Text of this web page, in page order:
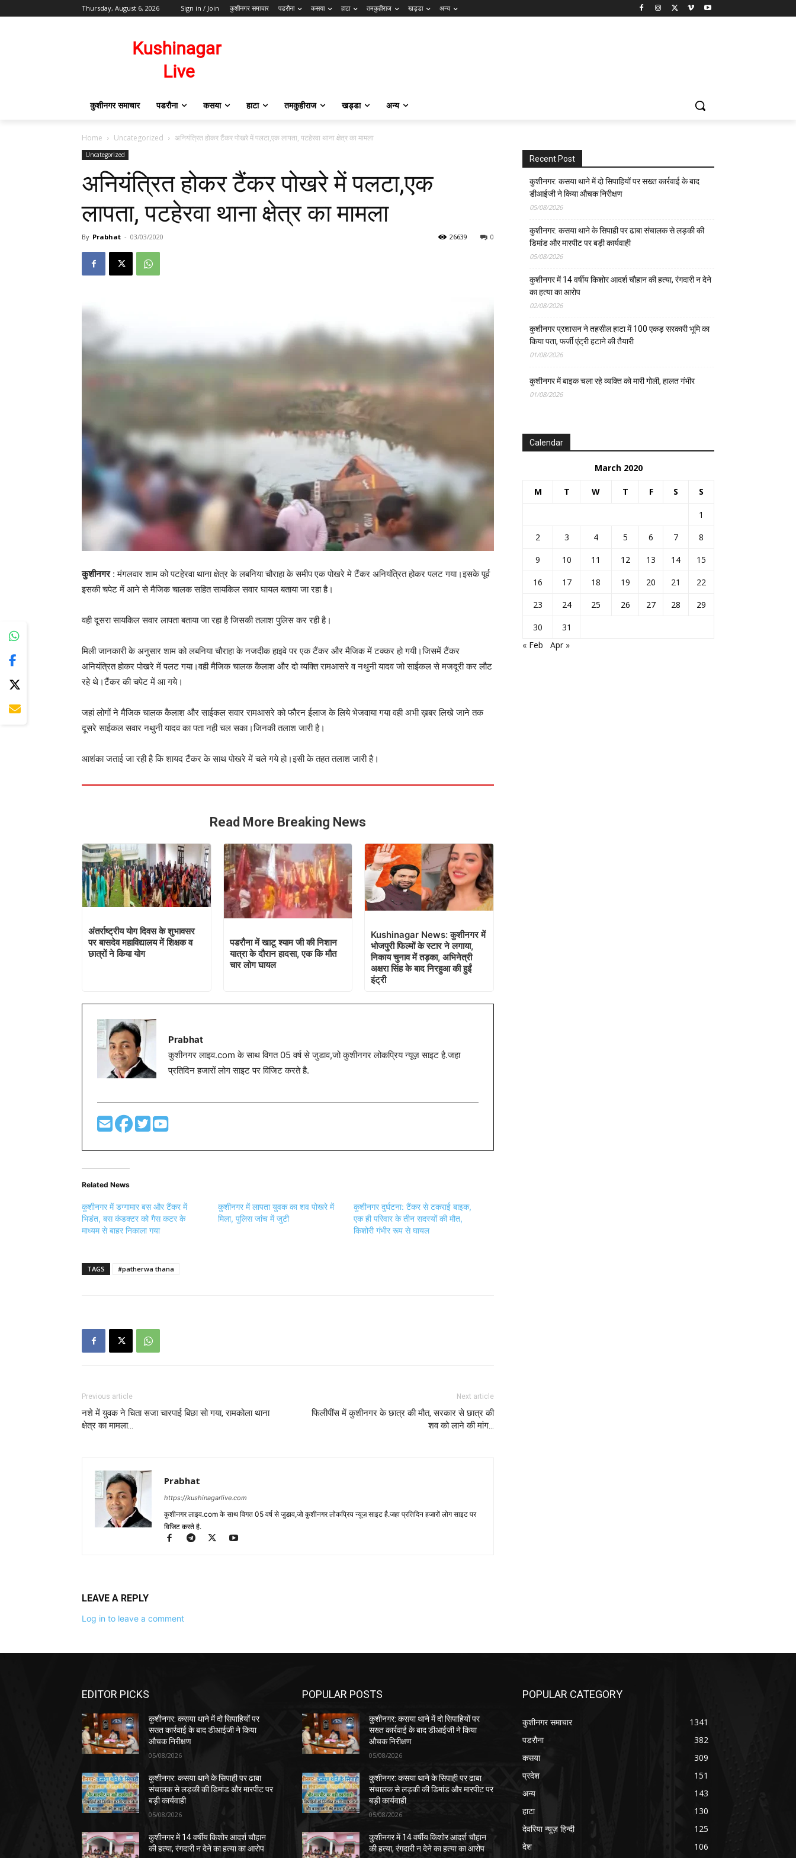
Thursday, August 6, 2026 Sign in / Join कुशीनगर समाचार पडरौना कसया हाटा तमकुहीराज खड्डा अन्य
कुशीनगर समाचार पडरौना कसया हाटा तमकुहीराज खड्डा अन्य
Home Uncategorized अनियंत्रित होकर टैंकर पोखरे में पलटा,एक लापता, पटहेरवा थाना क्षेत्र का मामला
Uncategorized
अनियंत्रित होकर टैंकर पोखरे में पलटा,एक
लापता, पटहेरवा थाना क्षेत्र का मामला
By Prabhat - 03/03/2020 0
26639
कुशीनगर: मंगलवार शाम को पटहेरवा थाना क्षेत्र के लबनिया चौराहा के समीप एक पोखरे मे टैंकर अनियंत्रित होकर पलट गया।इसके पूर्व
इसकी चपेट में आने से मैजिक चालक सहित सायकिल सवार घायल बताया जा रहा है।
वही दूसरा सायकिल सवार लापता बताया जा रहा है जिसकी तलाश पुलिस कर रही है।
मिली जानकारी के अनुसार शाम को लबनिया चौराहा के नजदीक हाइवे पर एक टैंकर और मैजिक में टक्कर हो गयी।जिसमें टैंकर
अनियंत्रित होकर पोखरे में पलट गया।वही मैजिक चालक कैलाश और दो व्यक्ति रामआसरे व नथुनी यादव जो साईकल से मजदूरी कर लौट
रहे थे।टैंकर की चपेट में आ गये।
जहां लोगों ने मैजिक चालक कैलाश और साईकल सवार रामआसरे को फौरन ईलाज के लिये भेजवाया गया वही अभी ख़बर लिखे जाने तक
दूसरे साईकल सवार नथुनी यादव का पता नही चल सका।जिनकी तलाश जारी है।
आशंका जताई जा रही है कि शायद टैंकर के साथ पोखरे में चले गये हो।इसी के तहत तलाश जारी है।
Read More Breaking News
अंतर्राष्ट्रीय योग दिवस के शुभावसर
पर बासदेव महाविद्यालय में शिक्षक व
छात्रों ने किया योग
पडरौना में खाटू श्याम जी की निशान
यात्रा के दौरान हादसा, एक कि मौत
चार लोग घायल
Kushinagar News: कुशीनगर में
भोजपुरी फिल्मों के स्टार ने लगाया,
निकाय चुनाव में तड़का, अभिनेत्री
अक्षरा सिंह के बाद निरहुआ की हुईं
इंट्री
Prabhat
कुशीनगर लाइव.com के साथ विगत 05 वर्ष से जुडाव,जो कुशीनगर लोकप्रिय न्यूज़ साइट है.जहा
प्रतिदिन हजारों लोग साइट पर विजिट करते है.
Related News
कुशीनगर में डग्गामार बस और टैंकर में
भिडंत, बस कंडक्टर को गैस कटर के
माध्यम से बाहर निकाला गया
कुशीनगर में लापता युवक का शव पोखरे में
मिला, पुलिस जांच में जुटी
कुशीनगर दुर्घटना: टैंकर से टकराई बाइक,
एक ही परिवार के तीन सदस्यों की मौत,
किशोरी गंभीर रूप से घायल
TAGS #patherwa thana
Previous article
नशे में युवक ने चिता सजा चारपाई बिछा सो गया, रामकोला थाना
क्षेत्र का मामला…
Next article
फिलीपींस में कुशीनगर के छात्र की मौत, सरकार से छात्र की
शव को लाने की मांग…
Prabhat
https://kushinagarlive.com
कुशीनगर लाइव.com के साथ विगत 05 वर्ष से जुडाव,जो कुशीनगर लोकप्रिय न्यूज़ साइट है.जहा प्रतिदिन हजारों लोग साइट पर
विजिट करते है.
LEAVE A REPLY
Log in to leave a comment
Recent Post
कुशीनगर: कसया थाने में दो सिपाहियों पर सख्त कार्रवाई के बाद
डीआईजी ने किया औचक निरीक्षण
05/08/2026
कुशीनगर: कसया थाने के सिपाही पर ढाबा संचालक से लड़की की
डिमांड और मारपीट पर बड़ी कार्यवाही
05/08/2026
कुशीनगर में 14 वर्षीय किशोर आदर्श चौहान की हत्या, रंगदारी न देने
का हत्या का आरोप
02/08/2026
कुशीनगर प्रशासन ने तहसील हाटा में 100 एकड़ सरकारी भूमि का
किया पता, फर्जी एंट्री हटाने की तैयारी
01/08/2026
कुशीनगर में बाइक चला रहे व्यक्ति को मारी गोली, हालत गंभीर
01/08/2026
Calendar
March 2020
M T W T F S S
1
2
3 4 5 6 7
8
9
10 11 12 13 14
15
16
17 18 19 20 21
22
23
24 25 26 27 28
29
30
31
« Feb
Apr »
EDITOR PICKS
कुशीनगर: कसया थाने में दो सिपाहियों पर
सख्त कार्रवाई के बाद डीआईजी ने किया
औचक निरीक्षण
05/08/2026
कुशीनगर: कसया थाने के सिपाही पर ढाबा
संचालक से लड़की की डिमांड और मारपीट पर
बड़ी कार्यवाही
05/08/2026
कुशीनगर में 14 वर्षीय किशोर आदर्श चौहान
की हत्या, रंगदारी न देने का हत्या का आरोप
POPULAR POSTS
कुशीनगर: कसया थाने में दो सिपाहियों पर
सख्त कार्रवाई के बाद डीआईजी ने किया
औचक निरीक्षण
05/08/2026
कुशीनगर: कसया थाने के सिपाही पर ढाबा
संचालक से लड़की की डिमांड और मारपीट पर
बड़ी कार्यवाही
05/08/2026
कुशीनगर में 14 वर्षीय किशोर आदर्श चौहान
की हत्या, रंगदारी न देने का हत्या का आरोप
POPULAR CATEGORY
कुशीनगर समाचार
1341
पडरौना
382
कसया
309
प्रदेश
151
अन्य
143
हाटा
130
देवरिया न्यूज़ हिन्दी
125
देश
106